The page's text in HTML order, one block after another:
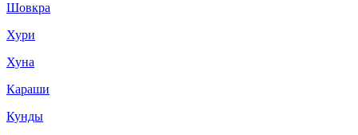
Шовкра
Хури
Хуна
Караши
Кунды